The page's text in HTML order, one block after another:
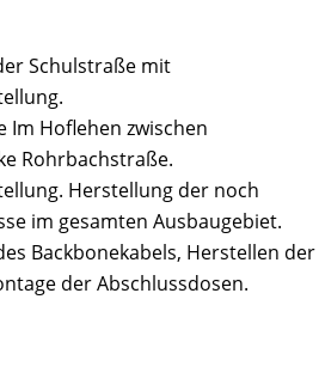
Schulstraße mit
Im Hoflehen zwischen
Rohrbachstraße.
Herstellung der noch
im gesamten Ausbaugebiet.
Backbonekabels, Herstellen der
der Abschlussdosen.